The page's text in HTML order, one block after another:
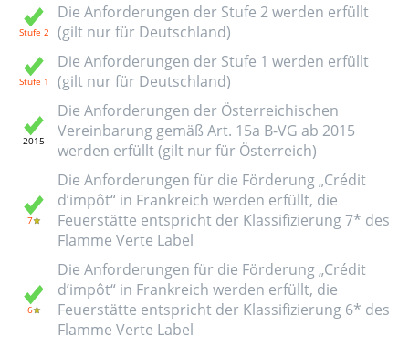
Die Anforderungen der Stufe 2 werden erfüllt
(gilt nur für Deutschland)
Die Anforderungen der Stufe 1 werden erfüllt
(gilt nur für Deutschland)
Die Anforderungen der Österreichischen
Vereinbarung gemäß Art. 15a B-VG ab 2015
werden erfüllt (gilt nur für Österreich)
Die Anforderungen für die Förderung „Crédit
d’impôt“ in Frankreich werden erfüllt, die
Feuerstätte entspricht der Klassifizierung 7* des
Flamme Verte Label
Die Anforderungen für die Förderung „Crédit
d’impôt“ in Frankreich werden erfüllt, die
Feuerstätte entspricht der Klassifizierung 6* des
Flamme Verte Label